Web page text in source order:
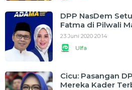
DPP NasDem
Fatma di Pilwali
23 Juni 2020 20:14
Ulfa
Cicu: Pasangan
Mereka Kader